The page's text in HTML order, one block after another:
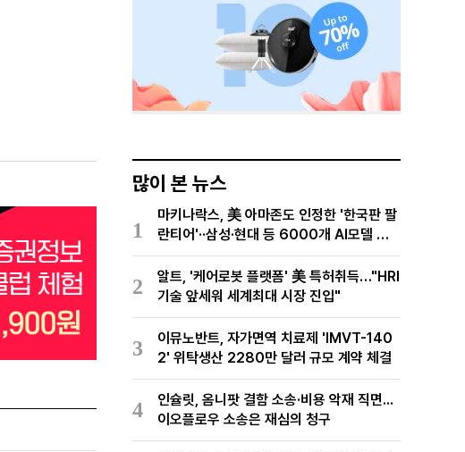
많이 본 뉴스
1
마키나락스, 美 아마존도 인정한 '한국판 팔
란티어'··삼성·현대 등 6000개 AI모델 현
장적용
2
알트, '케어로봇 플랫폼' 美 특허취득…"HRI
기술 앞세워 세계최대 시장 진입"
3
이뮤노반트, 자가면역 치료제 'IMVT-140
2' 위탁생산 2280만 달러 규모 계약 체결
4
인슐릿, 옴니팟 결함 소송·비용 악재 직면...
이오플로우 소송은 재심의 청구